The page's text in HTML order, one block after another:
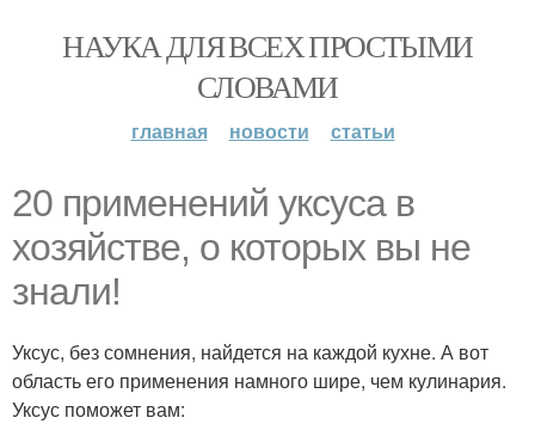
НАУКА ДЛЯ ВСЕХ ПРОСТЫМИ
СЛОВАМИ
главная новости статьи
20 применений уксуса в
хозяйстве, о которых вы не
знали!
Уксус, без сомнения, найдется на каждой кухне. А вот
область его применения намного шире, чем кулинария.
Уксус поможет вам: